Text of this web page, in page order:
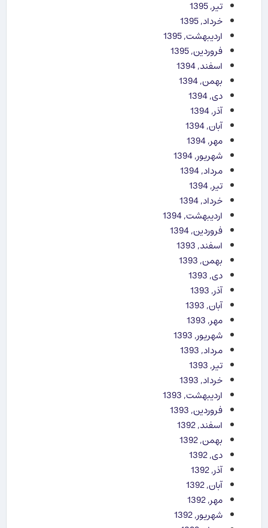
تیر, 1395
خرداد, 1395
اردیبهشت, 1395
فروردین, 1395
اسفند, 1394
بهمن, 1394
دی, 1394
آذر, 1394
آبان, 1394
مهر, 1394
شهریور, 1394
مرداد, 1394
تیر, 1394
خرداد, 1394
اردیبهشت, 1394
فروردین, 1394
اسفند, 1393
بهمن, 1393
دی, 1393
آذر, 1393
آبان, 1393
مهر, 1393
شهریور, 1393
مرداد, 1393
تیر, 1393
خرداد, 1393
اردیبهشت, 1393
فروردین, 1393
اسفند, 1392
بهمن, 1392
دی, 1392
آذر, 1392
آبان, 1392
مهر, 1392
شهریور, 1392